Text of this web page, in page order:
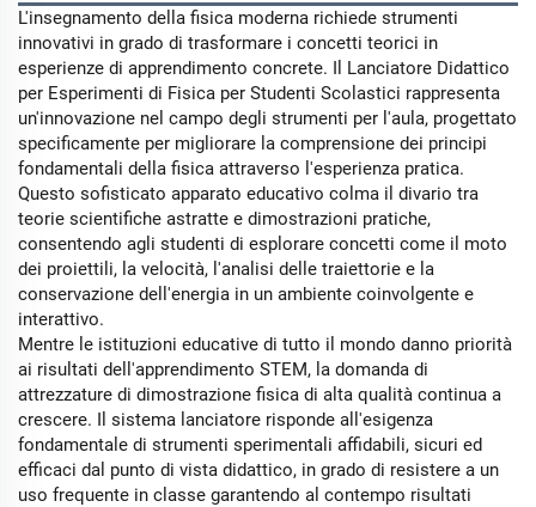
L'insegnamento della fisica moderna richiede strumenti
innovativi in grado di trasformare i concetti teorici in
esperienze di apprendimento concrete. Il Lanciatore Didattico
per Esperimenti di Fisica per Studenti Scolastici rappresenta
un'innovazione nel campo degli strumenti per l'aula, progettato
specificamente per migliorare la comprensione dei principi
fondamentali della fisica attraverso l'esperienza pratica.
Questo sofisticato apparato educativo colma il divario tra
teorie scientifiche astratte e dimostrazioni pratiche,
consentendo agli studenti di esplorare concetti come il moto
dei proiettili, la velocità, l'analisi delle traiettorie e la
conservazione dell'energia in un ambiente coinvolgente e
interattivo.
Mentre le istituzioni educative di tutto il mondo danno priorità
ai risultati dell'apprendimento STEM, la domanda di
attrezzature di dimostrazione fisica di alta qualità continua a
crescere. Il sistema lanciatore risponde all'esigenza
fondamentale di strumenti sperimentali affidabili, sicuri ed
efficaci dal punto di vista didattico, in grado di resistere a un
uso frequente in classe garantendo al contempo risultati